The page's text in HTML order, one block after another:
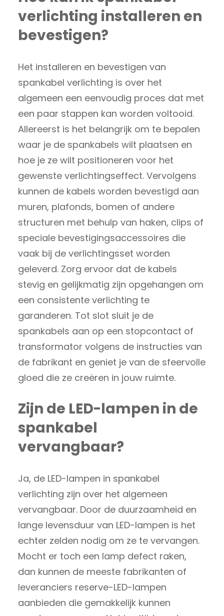
verlichting installeren en
bevestigen?
Het installeren en bevestigen van
spankabel verlichting is over het
algemeen een eenvoudig proces dat met
een paar stappen kan worden voltooid.
Allereerst is het belangrijk om te bepalen
waar je de spankabels wilt plaatsen en
hoe je ze wilt positioneren voor het
gewenste verlichtingseffect. Vervolgens
kunnen de kabels worden bevestigd aan
muren, plafonds, bomen of andere
structuren met behulp van haken, clips of
speciale bevestigingsaccessoires die
vaak bij de verlichtingsset worden
geleverd. Zorg ervoor dat de kabels
stevig en gelijkmatig zijn opgehangen om
een consistente verlichting te
garanderen. Tot slot sluit je de
spankabels aan op een stopcontact of
transformator volgens de instructies van
de fabrikant en geniet je van de sfeervolle
gloed die ze creëren in jouw ruimte.
Zijn de LED-lampen in de
spankabel
vervangbaar?
Ja, de LED-lampen in spankabel
verlichting zijn over het algemeen
vervangbaar. Door de duurzaamheid en
lange levensduur van LED-lampen is het
echter zelden nodig om ze te vervangen.
Mocht er toch een lamp defect raken,
dan kunnen de meeste fabrikanten of
leveranciers reserve-LED-lampen
aanbieden die gemakkelijk kunnen